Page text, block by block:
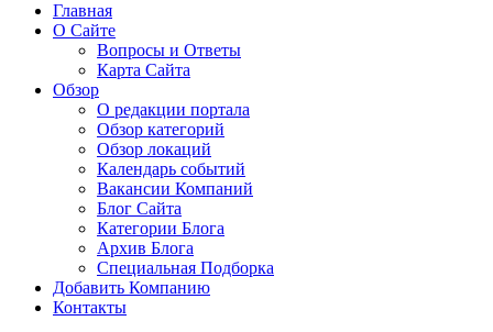
Главная
О Сайте
Вопросы и Ответы
Карта Сайта
Обзор
О редакции портала
Обзор категорий
Обзор локаций
Календарь событий
Вакансии Компаний
Блог Сайта
Категории Блога
Архив Блога
Специальная Подборка
Добавить Компанию
Контакты